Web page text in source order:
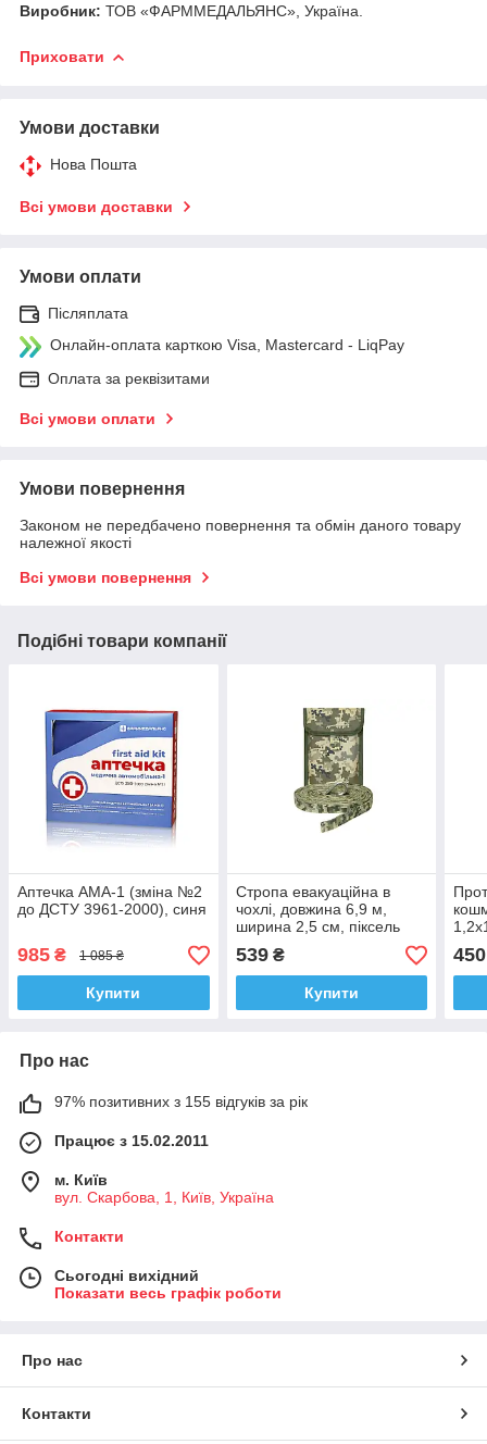
Виробник: ТОВ «ФАРММЕДАЛЬЯНС», Україна.
Приховати
Умови доставки
Нова Пошта
Всі умови доставки
Умови оплати
Післяплата
Онлайн-оплата карткою Visa, Mastercard - LiqPay
Оплата за реквізитами
Всі умови оплати
Умови повернення
Законом не передбачено повернення та обмін даного товару
належної якості
Всі умови повернення
Подібні товари компанії
Аптечка АМА-1 (зміна №2
до ДСТУ 3961-2000), синя
985 ₴ 1 085 ₴
Купити
Стропа евакуаційна в
чохлі, довжина 6,9 м,
ширина 2,5 см, піксель
539₴
Купити
450
Про нас
97% позитивних з 155 відгуків за рік
Працює з 15.02.2011
м. Київ
вул. Скарбова, 1, Київ, Україна
Контакти
Сьогодні вихідний
Показати весь графік роботи
Про нас
Контакти